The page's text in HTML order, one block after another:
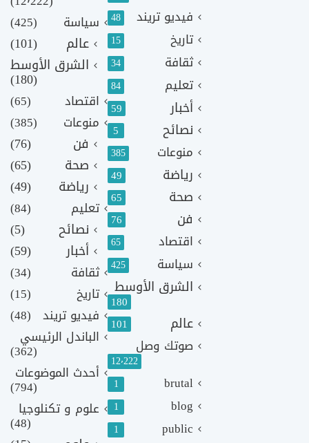
فيديو تريند 48
تاريخ 15
ثقافة 34
تعليم 84
أخبار 59
نصائح 5
منوعات 385
رياضة 49
صحة 65
فن 76
اقتصاد 65
سياسة 425
الشرق الأوسط
180
عالم 101
صوتك وصل
12٬222
brutal
1
blog
1
public
1
سياسة
(425)
عالم
(101)
الشرق الأوسط
(180)
اقتصاد
(65)
منوعات
(385)
فن
(76)
صحة
(65)
رياضة
(49)
تعليم (84)
نصائح
(5)
أخبار
(59)
ثقافة
(34)
تاريخ
(15)
فيديو تريند (48)
الباندل الرئيسي
(362)
أحدث الموضوعات
(794)
علوم و تكنلوجيا
(48)